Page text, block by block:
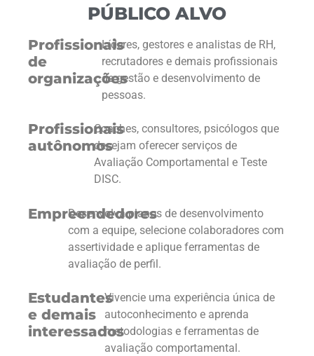
PÚBLICO ALVO
Profissionais
de
organizações
Líderes, gestores e analistas de RH,
recrutadores e demais profissionais
de gestão e desenvolvimento de
pessoas.
Profissionais
autônomos
Coaches, consultores, psicólogos que
desejam oferecer serviços de
Avaliação Comportamental e Teste
DISC.
Empreendedores
Desenvolva planos de desenvolvimento
com a equipe, selecione colaboradores com
assertividade e aplique ferramentas de
avaliação de perfil.
Estudantes
e demais
interessados
Vivencie uma experiência única de
autoconhecimento e aprenda
metodologias e ferramentas de
avaliação comportamental.